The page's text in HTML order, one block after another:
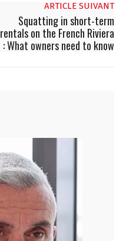
ARTICLE SUIVANT
Squatting in short-term
rentals on the French Riviera
: What owners need to know